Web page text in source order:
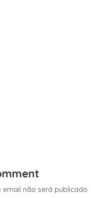
email não será publicado.